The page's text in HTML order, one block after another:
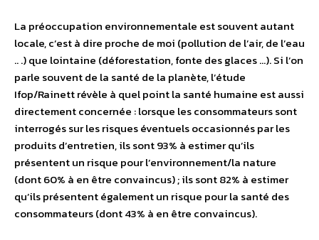
La préoccupation environnementale est souvent autant
locale, c’est à dire proche de moi (pollution de l’air, de l’eau
.. .) que lointaine (déforestation, fonte des glaces …). Si l’on
parle souvent de la santé de la planète, l’étude
Ifop/Rainett révèle à quel point la santé humaine est aussi
directement concernée : lorsque les consommateurs sont
interrogés sur les risques éventuels occasionnés par les
produits d’entretien, ils sont 93% à estimer qu’ils
présentent un risque pour l’environnement/la nature
(dont 60% à en être convaincus) ; ils sont 82% à estimer
qu’ils présentent également un risque pour la santé des
consommateurs (dont 43% à en être convaincus).